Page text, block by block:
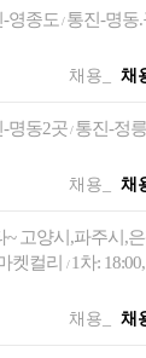
영종도 / 통진-명동
채용_ 채
명동2곳 / 통진-정
채용_ 채
~ 고양시,파주시,
켓컬리/ 1차:
채용_ 채